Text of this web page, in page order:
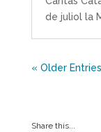
de juliol la
« Older Entries
Share this...